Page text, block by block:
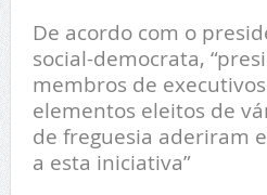
De acordo com o
social-democrata,
membros de
elementos eleitos de
de freguesia aderiram
a esta iniciativa”